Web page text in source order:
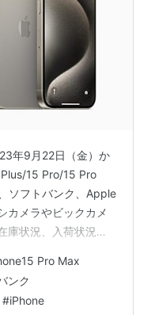
年9月22日（金）か
15 Pro/15 Pro
ソフトバンク、Apple
カメラやビックカメ
庫状況、入荷状況を
。 iPhone15 Pro/15
た。 d ドコモオン
ップ= ソフトバンク
Pro Max
ンク
#iPhone